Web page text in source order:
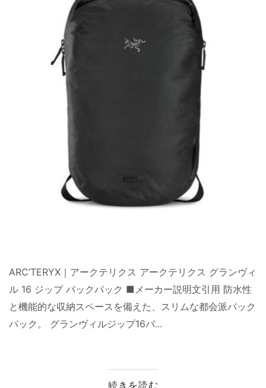
ARC’TERYX｜アークテリクス アークテリクス グランヴィ
ル 16 ジップ バックパック ■メーカー説明文引用 防水性
と機能的な収納スペースを備えた、スリムな都会派バック
パック。 グランヴィルジップ16バ...
続きを読む